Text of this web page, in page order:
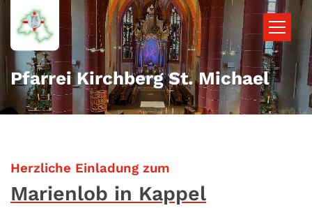
Zum Inhalt springen
Pfarrei Kirchberg St. Michael
Herzliche Einladung zum
Marienlob in Kappel